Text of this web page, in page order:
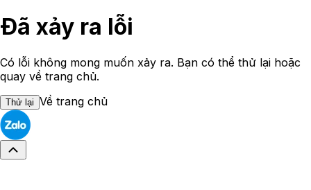
Đã xảy ra lỗi
Có lỗi không mong muốn xảy ra. Bạn có thể thử lại hoặc
quay về trang chủ.
Thử lại Về trang chủ